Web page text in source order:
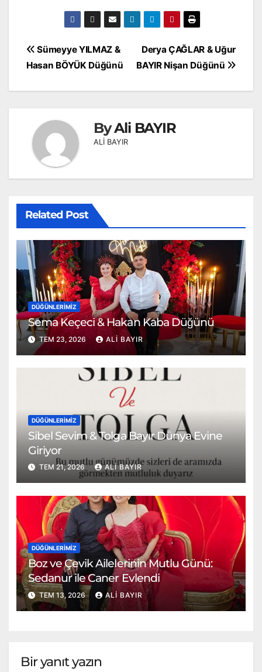
Yazı
gezinmesi
Derya ÇAĞLAR & Uğur
BAYIR Nişan Düğünü
Sümeyye YILMAZ &
Hasan BÖYÜK Düğünü
ByAli BAYIR
ALİ BAYIR
Related Post
DÜĞÜNLERIMIZ
Sema Keçeci & Hakan Kaba Düğünü
TEM 23, 2026 ALI BAYIR
DÜĞÜNLERIMIZ
Sibel Sevim & Tolga Bayır Dünya Evine
Giriyor
TEM 21, 2026 ALI BAYIR
DÜĞÜNLERIMIZ
Boz ve Çevik Ailelerinin Mutlu Günü:
Sedanur ile Caner Evlendi
TEM 13, 2026 ALI BAYIR
Bir yanıt yazın